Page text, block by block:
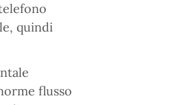
quindi
flusso